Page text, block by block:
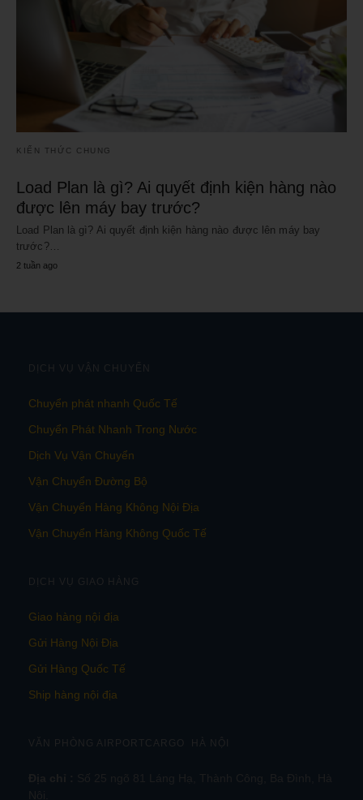
KIẾN THỨC CHUNG
Load Plan là gì? Ai quyết định kiện hàng nào
được lên máy bay trước?
Load Plan là gì? Ai quyết định kiện hàng nào được lên máy bay
trước?…
2 tuần ago
DỊCH VỤ VẬN CHUYỂN
Chuyển phát nhanh Quốc Tế
Chuyển Phát Nhanh Trong Nước
Dịch Vụ Vận Chuyển
Vận Chuyển Đường Bộ
Vận Chuyển Hàng Không Nội Địa
Vận Chuyển Hàng Không Quốc Tế
DỊCH VỤ GIAO HÀNG
Giao hàng nội địa
Gửi Hàng Nội Địa
Gửi Hàng Quốc Tế
Ship hàng nội địa
VĂN PHÒNG AIRPORTCARGO HÀ NỘI